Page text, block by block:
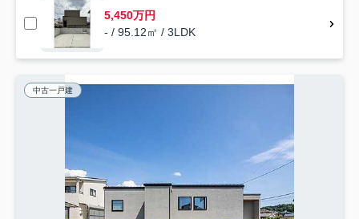
5,450万円
- / 95.12㎡ / 3LDK
中古一戸建